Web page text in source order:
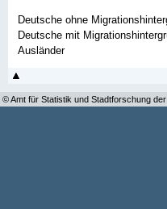
Deutsche ohne
Deutsche mit
Ausländer
© Amt für Statistik und Stadtforschung